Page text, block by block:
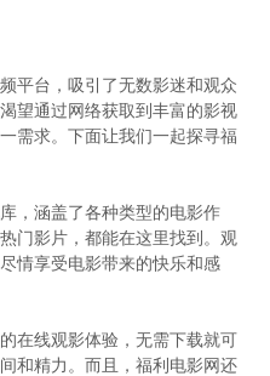
平台，吸引了无数影迷和观众
望通过网络获取到丰富的影视
需求。下面让我们一起探寻福
，涵盖了各种类型的电影作
门影片，都能在这里找到。观
情享受电影带来的快乐和感
在线观影体验，无需下载就可
和精力。而且，福利电影网还